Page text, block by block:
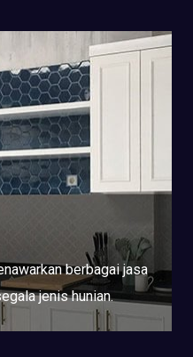
berbagai jasa
jenis hunian.